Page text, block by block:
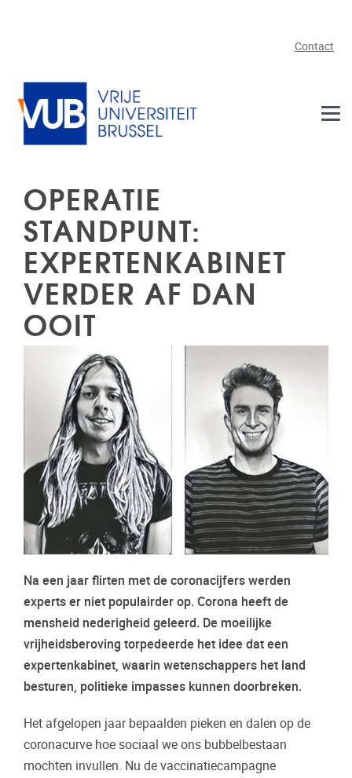
Contact
OPERATIE
STANDPUNT:
EXPERTENKABINET
VERDER AF DAN
OOIT
Na een jaar flirten met de coronacijfers werden
experts er niet populairder op. Corona heeft de
mensheid nederigheid geleerd. De moeilijke
vrijheidsberoving torpedeerde het idee dat een
expertenkabinet, waarin wetenschappers het land
besturen, politieke impasses kunnen doorbreken.
Het afgelopen jaar bepaalden pieken en dalen op de
coronacurve hoe sociaal we ons bubbelbestaan
mochten invullen. Nu de vaccinatiecampagne